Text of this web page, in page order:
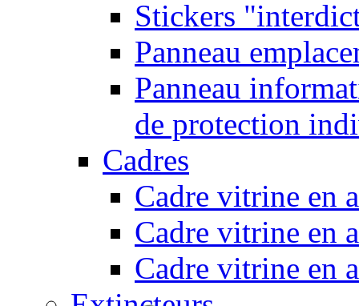
Stickers
Panneau
Panneau
de protection
Cadres
Cadre vitrine en
Cadre vitrine en
Cadre vitrine en